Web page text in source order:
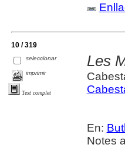
10 / 319
seleccionar
imprimir
Text complet
Les
En:
Notes